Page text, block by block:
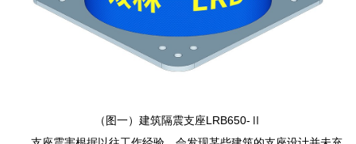
（图一）建筑隔震支座LRB650-Ⅱ